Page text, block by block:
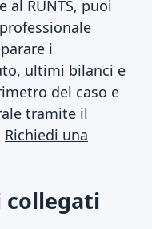
al RUNTS, puoi
i
ultimi bilanci e
del caso e
tramite il
Richiedi una